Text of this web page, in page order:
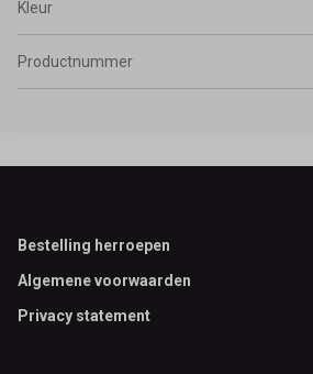
Kleur
Productnummer
Footer
Bestelling herroepen
Algemene voorwaarden
Privacy statement